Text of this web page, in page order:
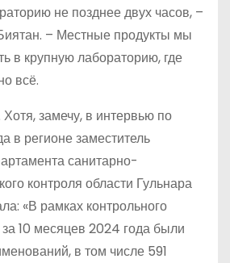
не позднее двух часов, –
– Местные продукты мы
в крупную лабораторию, где
всё.
замечу, в интервью по
в регионе заместитель
санитарно-
контроля области Гульнара
«В рамках контрольного
10 месяцев 2024 года были
в том числе 591